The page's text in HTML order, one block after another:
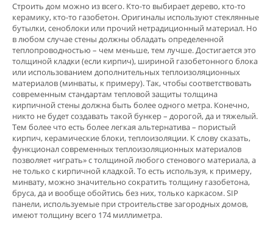
Строить дом можно из всего. Кто-то выбирает дерево, кто-то
керамику, кто-то газобетон. Оригиналы используют стеклянные
бутылки, сеноблоки или прочий нетрадиционный материал. Но
в любом случае стены должны обладать определенной
теплопроводностью – чем меньше, тем лучше. Достигается это
толщиной кладки (если кирпич), шириной газобетонного блока
или использованием дополнительных теплоизоляционных
материалов (минваты, к примеру). Так, чтобы соответствовать
современным стандартам тепловой защиты толщина
кирпичной стены должна быть более одного метра. Конечно,
никто не будет создавать такой бункер – дорогой, да и тяжелый.
Тем более что есть более легкая альтернатива – пористый
кирпич, керамические блоки, теплоизоляции. К слову сказать,
функционал современных теплоизоляционных материалов
позволяет «играть» с толщиной любого стенового материала, а
не только с кирпичной кладкой. То есть используя, к примеру,
минвату, можно значительно сократить толщину газобетона,
бруса, да и вообще обойтись без них, только каркасом. SIP
панели, используемые при строительстве загородных домов,
имеют толщину всего 174 миллиметра.